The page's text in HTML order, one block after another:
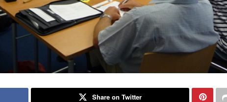
Share on Twitter